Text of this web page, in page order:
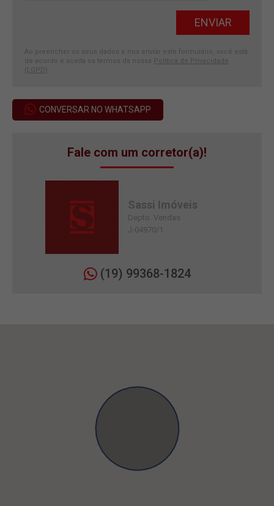
Ao preencher os seus dados e nos enviar este formulário, você está
de acordo e aceita os termos da nossa Política de Privacidade
(LGPD)
CONVERSAR NO WHATSAPP
Fale com um corretor(a)!
Sassi Imóveis
Depto. Vendas
J-04970/1
(19) 99368-1824